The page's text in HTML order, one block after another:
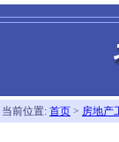
当前位置: 首页 > 房地产